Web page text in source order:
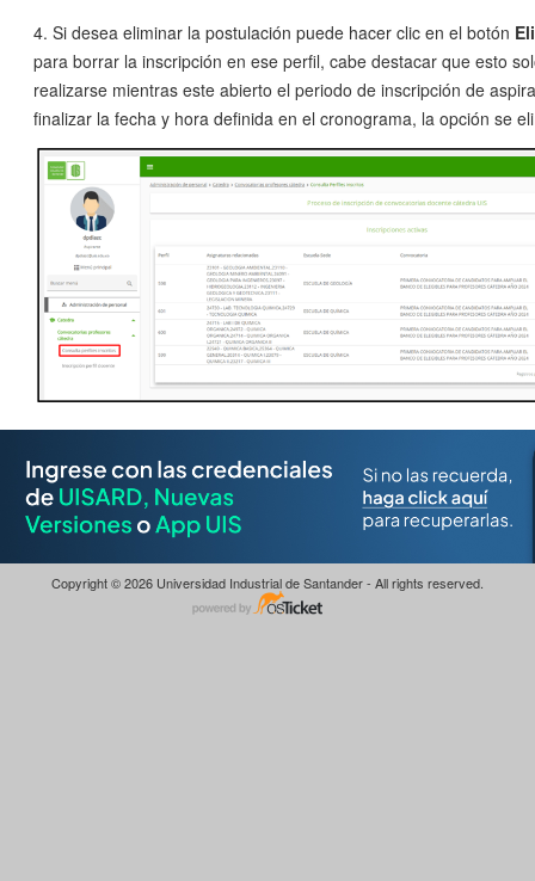
4. Si desea eliminar la postulación puede hacer clic en el botón
para borrar la inscripción en ese perfil, cabe destacar que esto
realizarse mientras este abierto el periodo de inscripción de
finalizar la fecha y hora definida en el cronograma, la opción se
Copyright © 2026 Universidad Industrial de Santander - All rights reserved.